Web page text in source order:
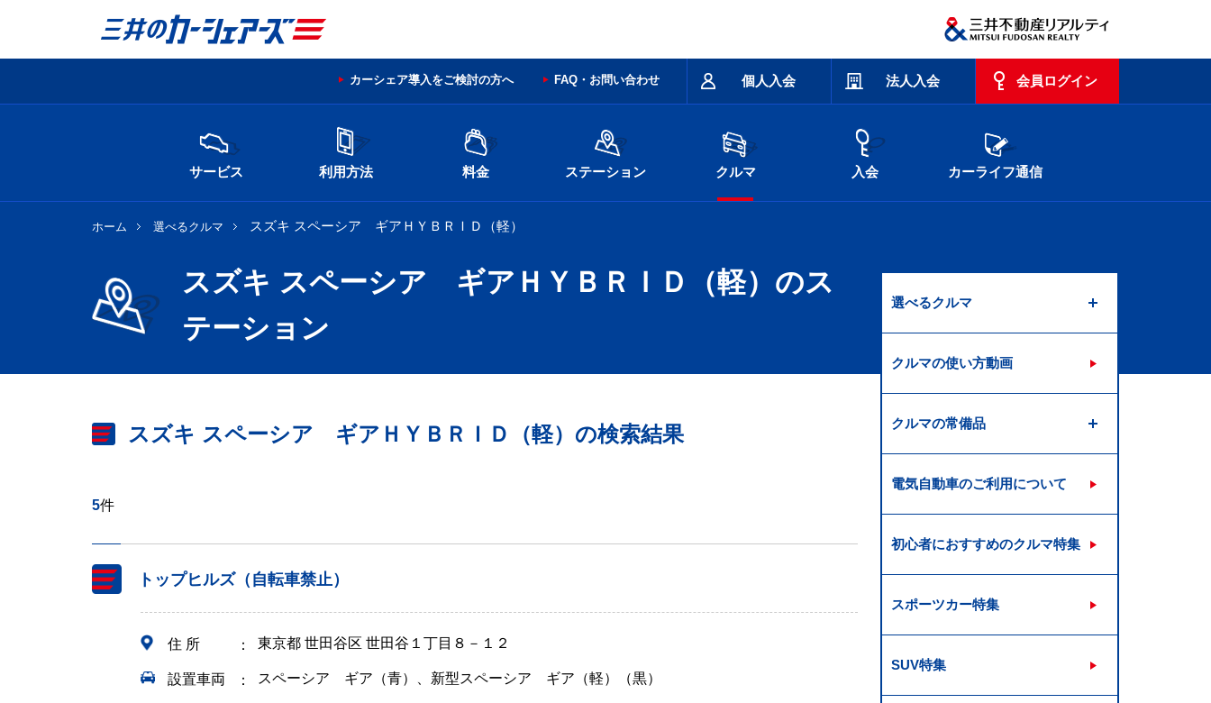
個人入会 法人入会 会員ログイン
カーシェア導入をご検討の方へ FAQ・お問い合わせ
サービス 利用方法 料金 ステーション クルマ 入会 カーライフ通信
ホーム 選べるクルマ スズキ スペーシア ギアＨＹＢＲＩＤ（軽）
スズキ スペーシア ギアＨＹＢＲＩＤ（軽）のス
テーション
スズキ スペーシア ギアＨＹＢＲＩＤ（軽）の検索結果
5件
トップヒルズ（自転車禁止）
住 所 東京都 世田谷区 世田谷１丁目８－１２
設置車両 スペーシア ギア（青）、新型スペーシア ギア（軽）（黒）
選べるクルマ
クルマの使い方動画
クルマの常備品
電気自動車のご利用について
初心者におすすめのクルマ特集
スポーツカー特集
SUV特集